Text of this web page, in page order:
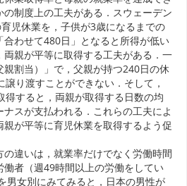
制度上の工夫がある．スウェーデン
児休業を，子供が3歳になるまでの
わせて480日」となると所得が低い
親が平等に取得する工夫がある．一
割当）」で，父親が持つ240日の休
り渡すことができない．そして，
得すると，両親が取得する日数の均
スが支払われる．これらの工夫によ
が平等に育児休業を取得するよう促
違いは，就業率だけでなく労働時間
者（週49時間以上の労働をしてい
男女別にみてみると，日本の男性が